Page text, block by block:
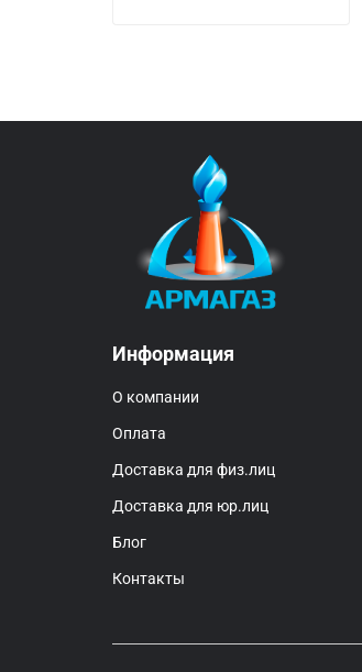
Информация
О компании
Оплата
Доставка для физ.лиц
Доставка для юр.лиц
Блог
Контакты